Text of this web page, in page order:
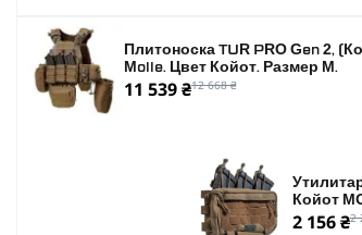
Плитоноска TUR PRO Gen 2,
Molle. Цвет Койот. Размер M.
11 539 ₴12 668 ₴
Койот
2 156 ₴2